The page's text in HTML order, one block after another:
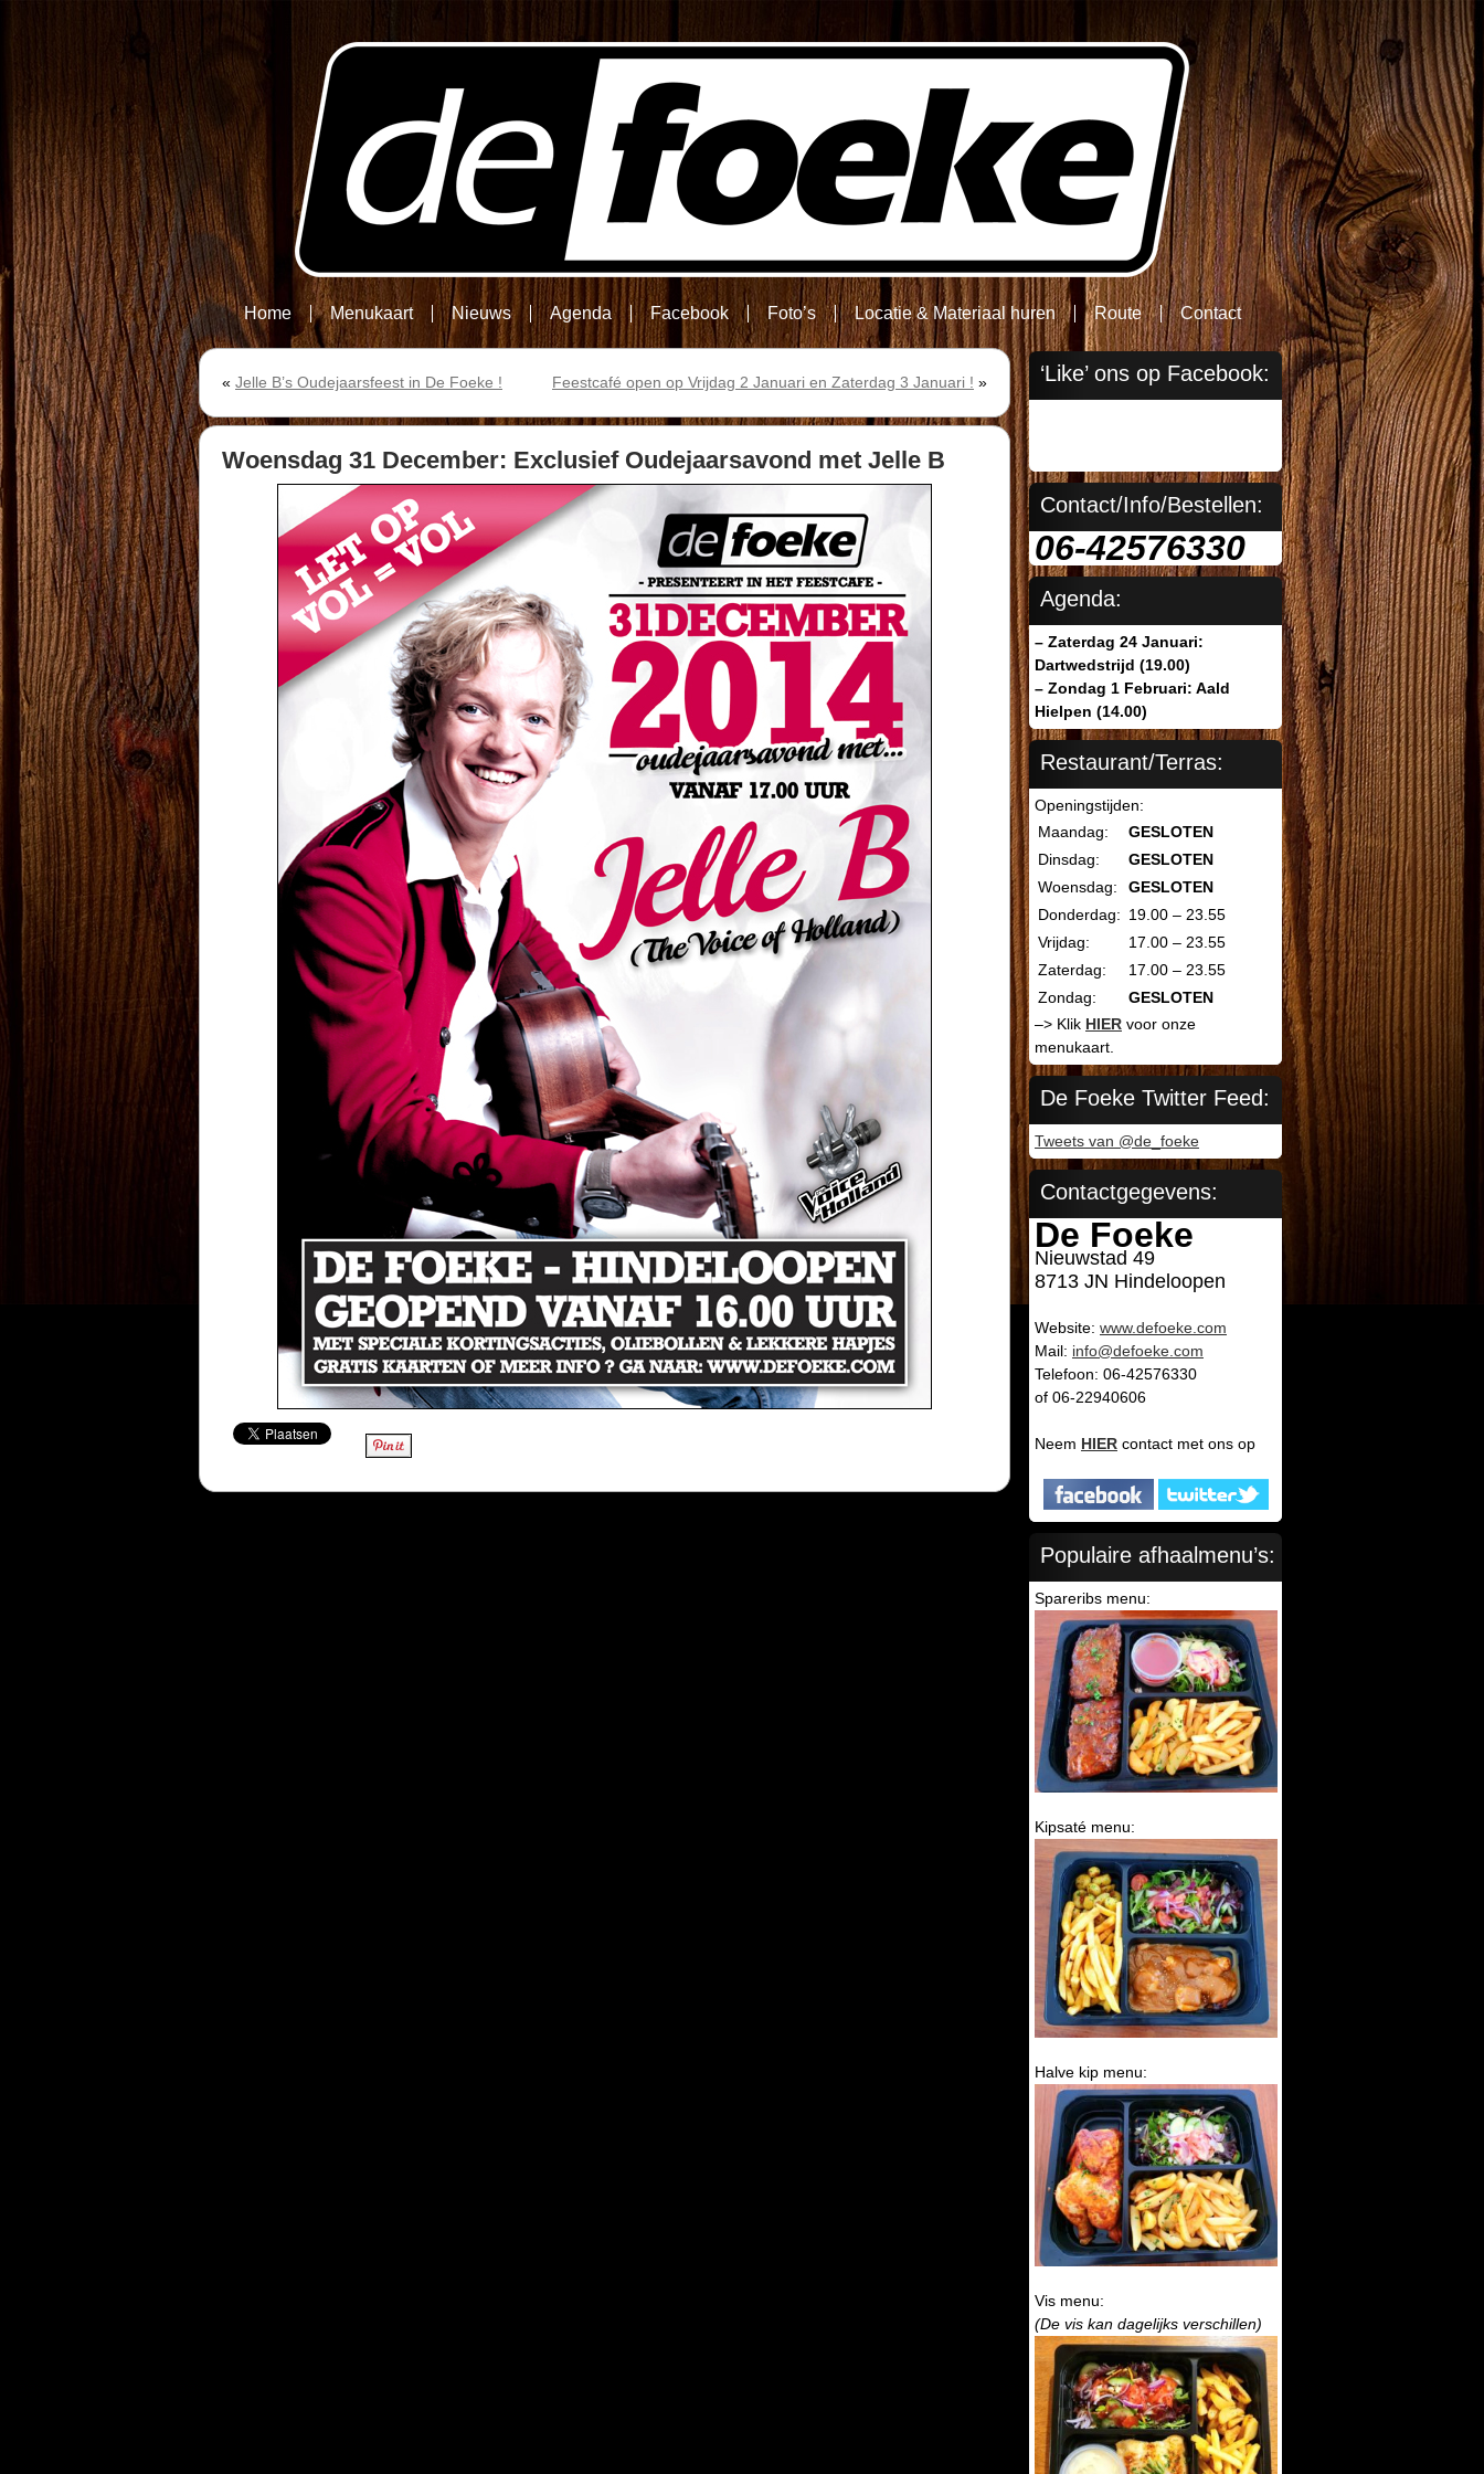
Home Menukaart Nieuws Agenda Facebook Foto’s Locatie & Materiaal huren Route Contact
« Jelle B’s Oudejaarsfeest in De Foeke ! Feestcafé open op Vrijdag 2 Januari en Zaterdag 3 Januari ! »
Woensdag 31 December: Exclusief Oudejaarsavond met Jelle B
‘Like’ ons op Facebook:
Contact/Info/Bestellen:
06-42576330
Agenda:
– Zaterdag 24 Januari:
Dartwedstrijd (19.00)
– Zondag 1 Februari: Aald
Hielpen (14.00)
Restaurant/Terras:
Openingstijden:
Maandag:
GESLOTEN
Dinsdag:
GESLOTEN
Woensdag:
GESLOTEN
Donderdag: 19.00 – 23.55
Vrijdag:
17.00 – 23.55
Zaterdag:
17.00 – 23.55
Zondag:
GESLOTEN
–> Klik HIER voor onze
menukaart.
De Foeke Twitter Feed:
Tweets van @de_foeke
Contactgegevens:
De Foeke
Nieuwstad 49
8713 JN Hindeloopen
Website: www.defoeke.com
Mail: info@defoeke.com
Telefoon: 06-42576330
of 06-22940606
Neem HIER contact met ons op
Populaire afhaalmenu’s:
Spareribs menu:
Kipsaté menu:
Halve kip menu:
Vis menu:
(De vis kan dagelijks verschillen)